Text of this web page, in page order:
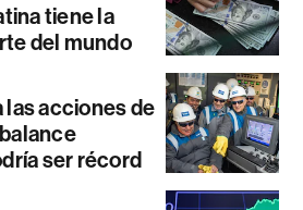
tiene la
del mundo
acciones de
ser récord